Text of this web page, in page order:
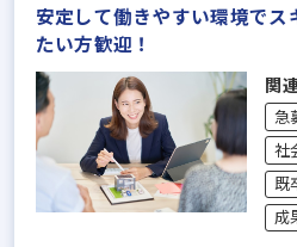
安定して働きやすい環境でス
たい方歓迎！
関
急
社
既
成